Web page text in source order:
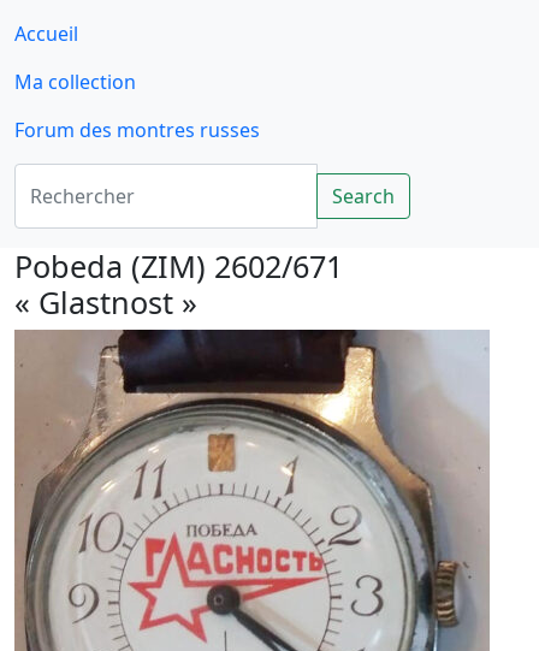
Accueil
Ma collection
Forum des montres russes
Rechercher
Search
Pobeda (ZIM) 2602/671
« Glastnost »